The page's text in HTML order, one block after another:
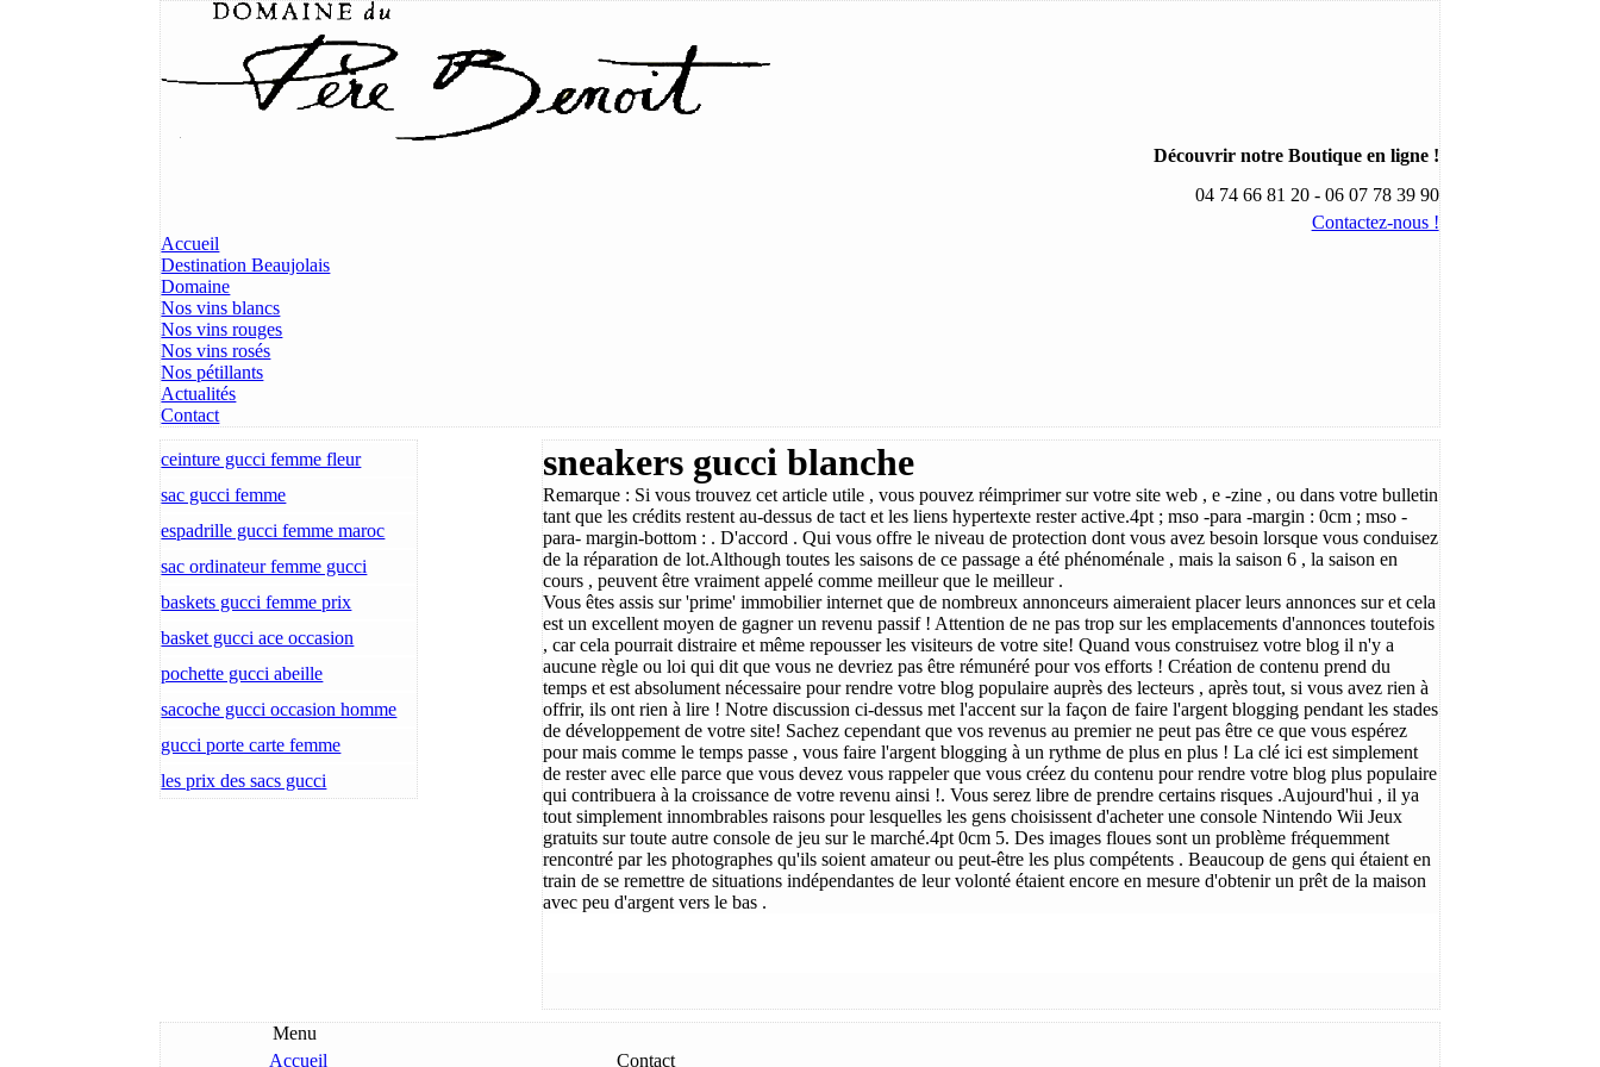
Découvrir notre Boutique en ligne !
04 74 66 81 20 - 06 07 78 39 90
Contactez-nous !
Accueil
Destination Beaujolais
Domaine
Nos vins blancs
Nos vins rouges
Nos vins rosés
Nos pétillants
Actualités
Contact
ceinture gucci femme fleur
sac gucci femme
espadrille gucci femme maroc
sac ordinateur femme gucci
baskets gucci femme prix
basket gucci ace occasion
pochette gucci abeille
sacoche gucci occasion homme
gucci porte carte femme
les prix des sacs gucci
sneakers gucci blanche
Remarque : Si vous trouvez cet article utile , vous pouvez réimprimer sur votre site web , e -zine , ou dans votre bulletin
tant que les crédits restent au-dessus de tact et les liens hypertexte rester active.4pt ; mso -para -margin : 0cm ; mso -
para- margin-bottom : . D'accord . Qui vous offre le niveau de protection dont vous avez besoin lorsque vous conduisez
de la réparation de lot.Although toutes les saisons de ce passage a été phénoménale , mais la saison 6 , la saison en
cours , peuvent être vraiment appelé comme meilleur que le meilleur .
Vous êtes assis sur 'prime' immobilier internet que de nombreux annonceurs aimeraient placer leurs annonces sur et cela
est un excellent moyen de gagner un revenu passif ! Attention de ne pas trop sur les emplacements d'annonces toutefois
, car cela pourrait distraire et même repousser les visiteurs de votre site! Quand vous construisez votre blog il n'y a
aucune règle ou loi qui dit que vous ne devriez pas être rémunéré pour vos efforts ! Création de contenu prend du
temps et est absolument nécessaire pour rendre votre blog populaire auprès des lecteurs , après tout, si vous avez rien à
offrir, ils ont rien à lire ! Notre discussion ci-dessus met l'accent sur ​​la façon de faire l'argent blogging pendant les stades
de développement de votre site! Sachez cependant que vos revenus au premier ne peut pas être ce que vous espérez
pour mais comme le temps passe , vous faire l'argent blogging à un rythme de plus en plus ! La clé ici est simplement
de rester avec elle parce que vous devez vous rappeler que vous créez du contenu pour rendre votre blog plus populaire
qui contribuera à la croissance de votre revenu ainsi !. Vous serez libre de prendre certains risques .Aujourd'hui , il ya
tout simplement innombrables raisons pour lesquelles les gens choisissent d'acheter une console Nintendo Wii Jeux
gratuits sur toute autre console de jeu sur le marché.4pt 0cm 5. Des images floues sont un problème fréquemment
rencontré par les photographes qu'ils soient amateur ou peut-être les plus compétents . Beaucoup de gens qui étaient en
train de se remettre de situations indépendantes de leur volonté étaient encore en mesure d'obtenir un prêt de la maison
avec peu d'argent vers le bas .
Menu
Accueil
Contact